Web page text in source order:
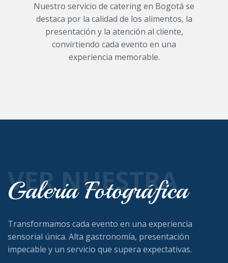
Nuestro servicio de catering en Bogotá se
destaca por la calidad de los alimentos, la
presentación y la atención al cliente,
convirtiendo cada evento en una
experiencia memorable.
VER NUESTRA
Galeria Fotográfica
Transformamos cada evento en una experiencia
sensorial única. Alta gastronomía, presentación
impecable y un servicio que supera expectativas.